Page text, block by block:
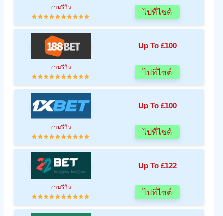
อ่านรีวิว
ไปที่ไซต์
Up To £100
อ่านรีวิว
ไปที่ไซต์
Up To £100
อ่านรีวิว
ไปที่ไซต์
Up To £122
อ่านรีวิว
ไปที่ไซต์